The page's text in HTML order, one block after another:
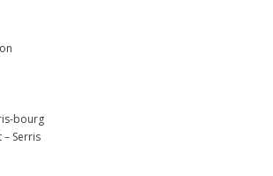
bourg
Serris